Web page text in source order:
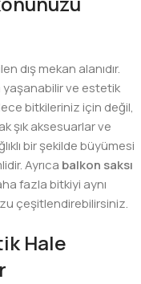
dış mekan alanıdır.
yaşanabilir ve estetik
bitkileriniz için değil,
şık aksesuarlar ve
bir şekilde büyümesi
Ayrıca balkon saksı
fazla bitkiyi aynı
çeşitlendirebilirsiniz.
Hale